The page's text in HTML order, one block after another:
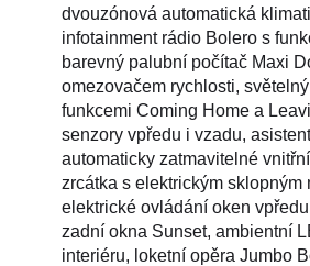
dvouzónová automatická
infotainment rádio Bolero s
barevný palubní počítač Maxi
omezovačem rychlosti,
funkcemi Coming Home a
senzory vpředu i vzadu,
automaticky zatmavitelné
zrcátka s elektrickým sklopným
elektrické ovládání oken
zadní okna Sunset, ambientní
interiéru, loketní opěra Jumbo